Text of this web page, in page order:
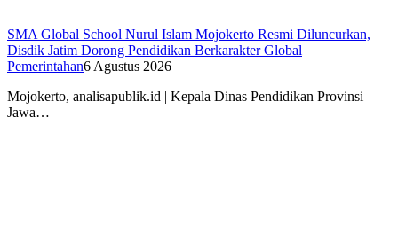
SMA Global School Nurul Islam Mojokerto Resmi Diluncurkan,
Disdik Jatim Dorong Pendidikan Berkarakter Global
Pemerintahan6 Agustus 2026
Mojokerto, analisapublik.id | Kepala Dinas Pendidikan Provinsi
Jawa…